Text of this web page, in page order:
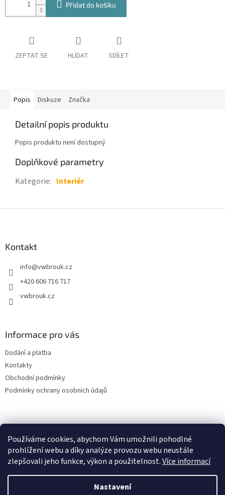
Používáme cookies, abychom Vám umožnili pohodlné
prohlížení webu a díky analýze provozu webu neustále
zlepšovali jeho funkce, výkon a použitelnost.Více informací
Nastavení
Přidat do košíku
ZEPTAT SE HLÍDAT SDÍLET
Popis Diskuze Značka
Detailní popis produktu
Popis produktu není dostupný
Doplňkové parametry
Kategorie: Interiér
Kontakt
info@vwbrouk.cz
+420 606 716 717
vwbrouk.cz
Informace pro vás
Dodání a platba
Kontakty
Obchodní podmínky
Podmínky ochrany osobních údajů
Vytvořil Shoptet